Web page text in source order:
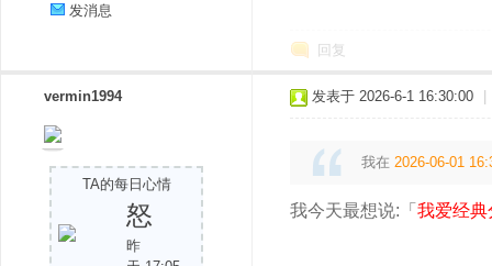
发消息
回复
vermin1994
TA的每日心情
怒
昨
发表于 2026-6-1 16:30:00
我在 2026-06-01
我今天最想说:「 我爱经典